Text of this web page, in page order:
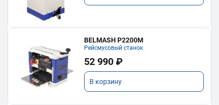
BELMASH P2200M
Рейсмусовый станок
52 990 ₽
В корзину